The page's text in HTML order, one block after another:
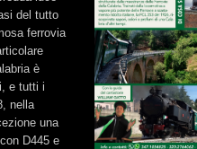
del tutto
ferrovia
è
e tutti i
nella
una
D445 e